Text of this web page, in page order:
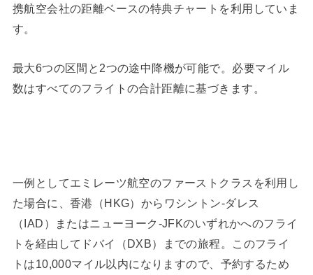
携航空会社の距離ベースの特典チャートを利用していま
す。
最大6つの区間と2つの途中降機が可能で。必要マイル
数はすべてのフライトの合計距離に基づきます。
一例としてエミレーツ航空のファーストクラスを利用し
た場合に、香港（HKG）からワシントン-ダレス
（IAD）またはニューヨーク-JFKのいずれかへのフライ
トを経由してドバイ（DXB）までの旅程。このフライ
トは10,000マイル以内になりますので、予約するため